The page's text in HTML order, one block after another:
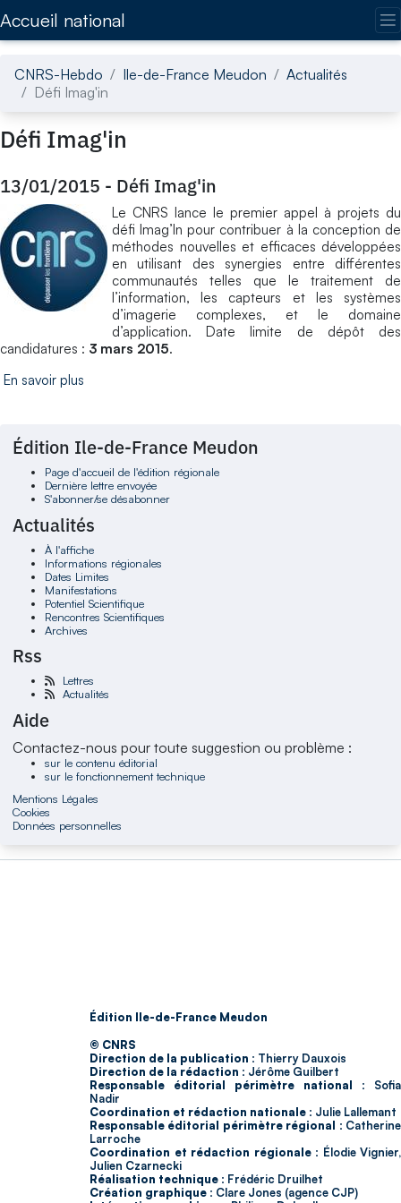
Accueil national
CNRS-Hebdo Ile-de-France Meudon
Actualités
Défi Imag'in
Défi Imag'in
13/01/2015 - Défi Imag'in
Le CNRS lance le premier appel à projets du
défi Imag’In pour contribuer à la conception de
méthodes nouvelles et efficaces développées
en utilisant des synergies entre différentes
communautés telles que le traitement de
l’information, les capteurs et les systèmes
d’imagerie complexes, et le domaine
d’application. Date limite de dépôt des
candidatures : 3 mars 2015.
En savoir plus
Édition Ile-de-France Meudon
Page d'accueil de l'édition régionale
Dernière lettre envoyée
S'abonner/se désabonner
Actualités
À l'affiche
Informations régionales
Dates Limites
Manifestations
Potentiel Scientifique
Rencontres Scientifiques
Archives
Rss
Lettres
Actualités
Aide
Contactez-nous pour toute suggestion ou problème :
sur le contenu éditorial
sur le fonctionnement technique
Mentions Légales
Cookies
Données personnelles
Édition Ile-de-France Meudon
© CNRS
Direction de la publication : Thierry Dauxois
Direction de la rédaction : Jérôme Guilbert
Responsable éditorial périmètre national : Sofia
Nadir
Coordination et rédaction nationale : Julie Lallemant
Responsable éditorial périmètre régional : Catherine
Larroche
Coordination et rédaction régionale : Élodie Vignier,
Julien Czarnecki
Réalisation technique : Frédéric Druilhet
Création graphique : Clare Jones (agence CJP)